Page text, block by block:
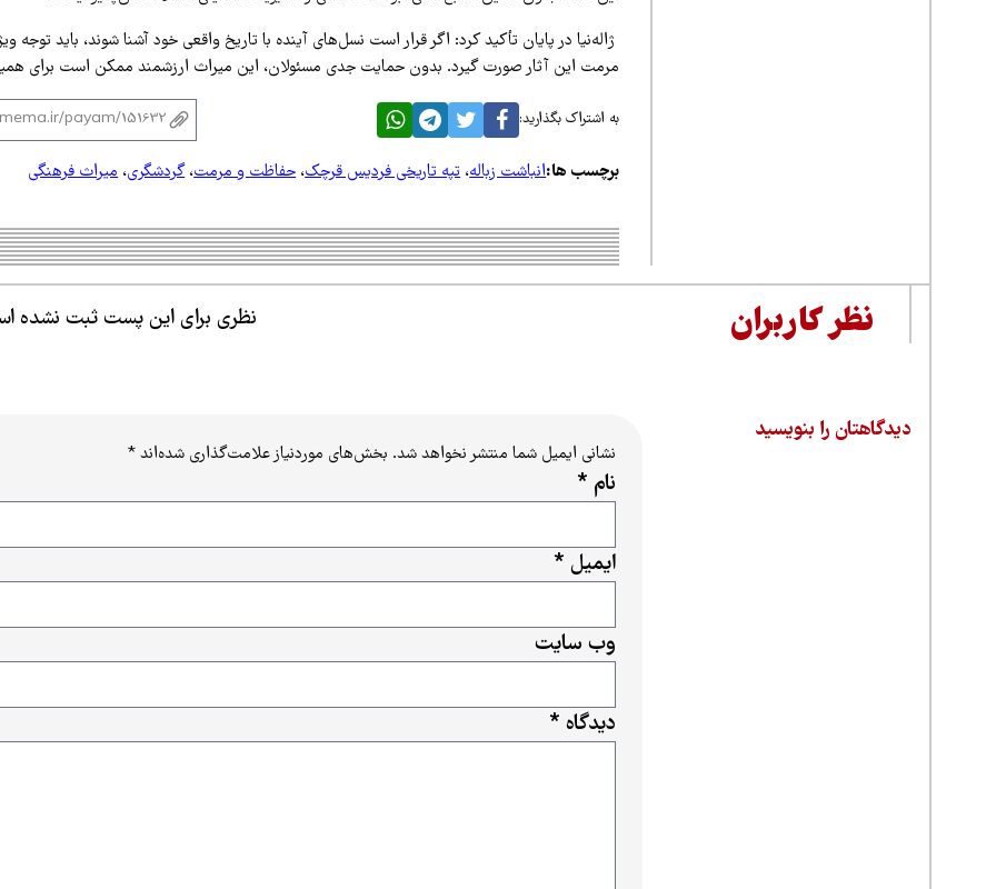
ژاله‌نیا در پایان تأکید کرد: اگر قرار است نسل‌های آینده با تاریخ واقعی خود آشنا شوند، باید توجه
مرمت این آثار صورت گیرد. بدون حمایت جدی مسئولان، این میراث ارزشمند ممکن است برای
به اشتراک بگذارید:
برچسب ها:انباشت زباله،تپه تاریخی فردیس قرچک،حفاظت و مرمت،گردشگری،میراث فرهنگی
نظر کاربران نظری برای این پست ثبت نشده
دیدگاهتان را بنویسید
نشانی ایمیل شما منتشر نخواهد شد. بخش‌های موردنیاز علامت‌گذاری شده‌اند*
دیدگاه *
نام *
ایمیل *
وب‌ سایت